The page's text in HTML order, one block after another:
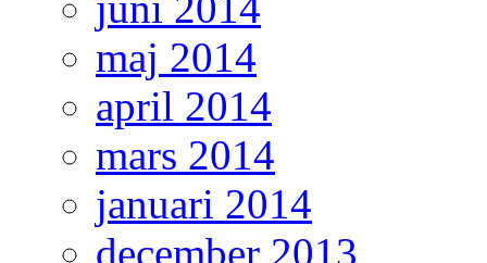
maj 2014
april 2014
mars 2014
januari 2014
december 2013